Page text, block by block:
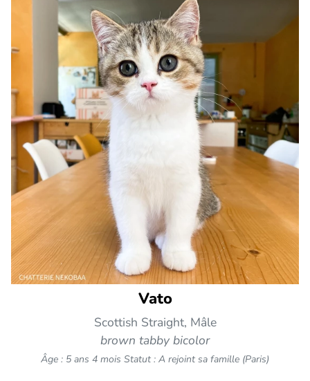
Vato
Scottish Straight, Mâle
brown tabby bicolor
Âge : 5 ans 4 mois Statut : A rejoint sa famille (Paris)